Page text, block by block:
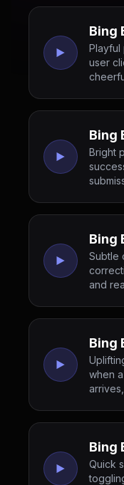
Bing
Playful
user
Bing
Bright
Bing
Subtle
and
Bing
when
Bing
Quick